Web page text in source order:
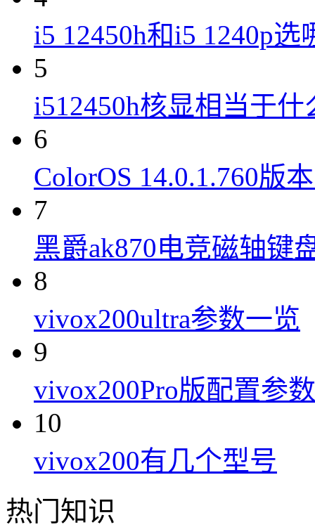
i5 12450h和i5 1240p选
5
i512450h核显相当于什
6
ColorOS 14.0.1.760版
7
黑爵ak870电竞磁轴键
8
vivox200ultra参数一览
9
vivox200Pro版配置参数
10
vivox200有几个型号
热门知识